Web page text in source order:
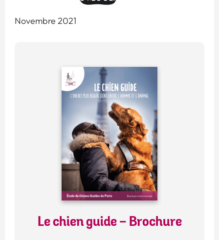
Novembre 2021
Le chien guide - Brochure